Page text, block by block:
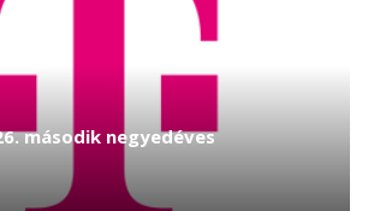
második negyedéves